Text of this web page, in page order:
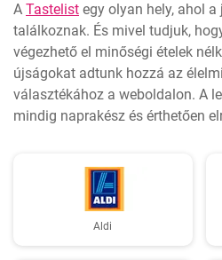
A Tastelist egy olyan hely, ahol a
találkoznak. És mivel tudjuk,
végezhető el minőségi ételek
újságokat adtunk hozzá az
választékához a weboldalon. A
mindig naprakész és érthetően
Aldi